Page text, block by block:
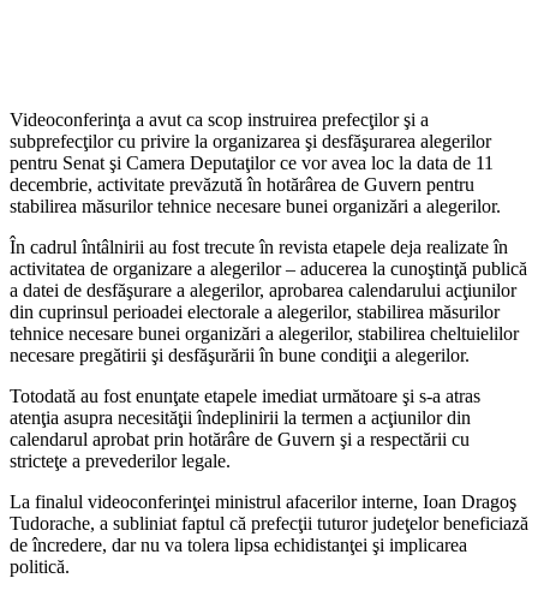
Videoconferinţa a avut ca scop instruirea prefecţilor şi a
subprefecţilor cu privire la organizarea şi desfăşurarea alegerilor
pentru Senat şi Camera Deputaţilor ce vor avea loc la data de 11
decembrie, activitate prevăzută în hotărârea de Guvern pentru
stabilirea măsurilor tehnice necesare bunei organizări a alegerilor.
În cadrul întâlnirii au fost trecute în revista etapele deja realizate în
activitatea de organizare a alegerilor – aducerea la cunoştinţă publică
a datei de desfăşurare a alegerilor, aprobarea calendarului acţiunilor
din cuprinsul perioadei electorale a alegerilor, stabilirea măsurilor
tehnice necesare bunei organizări a alegerilor, stabilirea cheltuielilor
necesare pregătirii şi desfăşurării în bune condiţii a alegerilor.
Totodată au fost enunţate etapele imediat următoare şi s-a atras
atenţia asupra necesităţii îndeplinirii la termen a acţiunilor din
calendarul aprobat prin hotărâre de Guvern şi a respectării cu
stricteţe a prevederilor legale.
La finalul videoconferinţei ministrul afacerilor interne, Ioan Dragoş
Tudorache, a subliniat faptul că prefecţii tuturor judeţelor beneficiază
de încredere, dar nu va tolera lipsa echidistanţei şi implicarea
politică.